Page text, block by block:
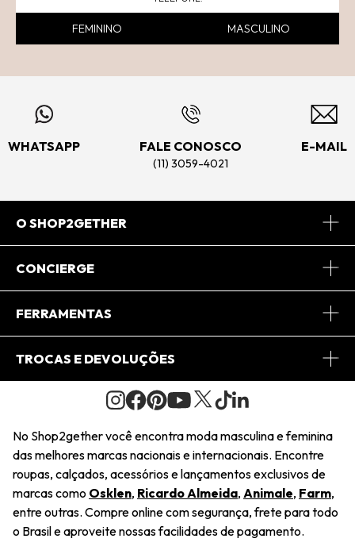
FEMININO MASCULINO
WHATSAPP FALE CONOSCO
(11) 3059-4021
E-MAIL
O SHOP2GETHER
Sobre Nós
Journal
Saiu na Mídia
Sustentabilidade
Navegando
CONCIERGE
Central de Relacionamento
Regulamento e Promoções
FERRAMENTAS
Minha Conta
Pedido de Presente
Wishlist
TROCAS E DEVOLUÇÕES
Condições Gerais
Troca Fácil
Restituição de Pagamento
Dúvidas Frequentes
No Shop2gether você encontra moda masculina e feminina
das melhores marcas nacionais e internacionais. Encontre
roupas, calçados, acessórios e lançamentos exclusivos de
marcas como Osklen, Ricardo Almeida, Animale, Farm,
entre outras. Compre online com segurança, frete para todo
o Brasil e aproveite nossas facilidades de pagamento.